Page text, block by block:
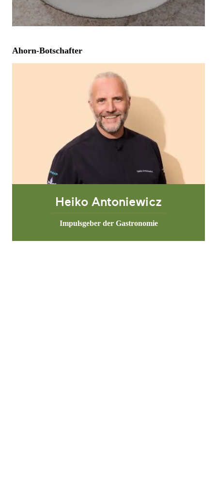
Ahorn-Botschafter
Heiko Antoniewicz
Impulsgeber der Gastronomie